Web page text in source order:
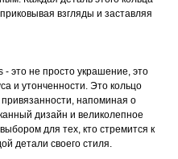
взгляды и заставляя
- это не просто украшение, это
и утонченности. Это кольцо
напоминая о
дизайн и великолепное
для тех, кто стремится к
детали своего стиля.